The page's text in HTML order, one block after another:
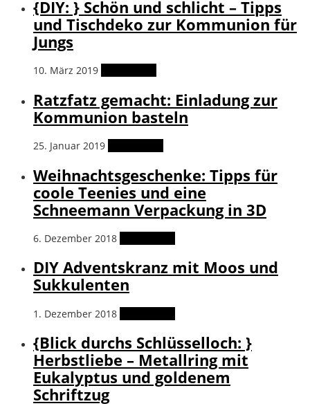
{DIY: } Schön und schlicht – Tipps
und Tischdeko zur Kommunion für
Jungs
10. März 2019
Ratzfatz gemacht: Einladung zur
Kommunion basteln
25. Januar 2019
Weihnachtsgeschenke: Tipps für
coole Teenies und eine
Schneemann Verpackung in 3D
6. Dezember 2018
DIY Adventskranz mit Moos und
Sukkulenten
1. Dezember 2018
{Blick durchs Schlüsselloch: }
Herbstliebe – Metallring mit
Eukalyptus und goldenem
Schriftzug